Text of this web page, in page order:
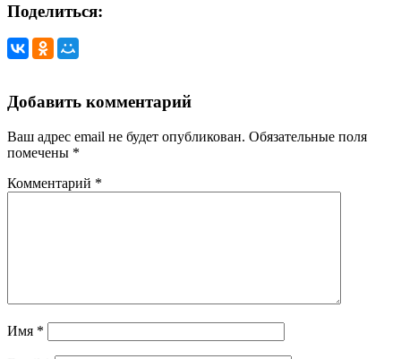
Поделиться:
Добавить комментарий
Ваш адрес email не будет опубликован. Обязательные поля
помечены *
Комментарий *
Имя *